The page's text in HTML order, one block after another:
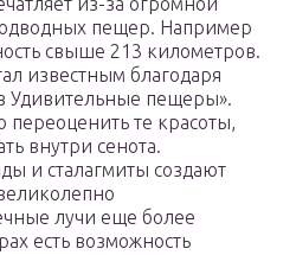
пещер. Например
свыше 213 километров.
известным благодаря
Удивительные пещеры».
те красоты,
внутри сенота.
и сталагмиты создают
лучи еще более
есть возможность